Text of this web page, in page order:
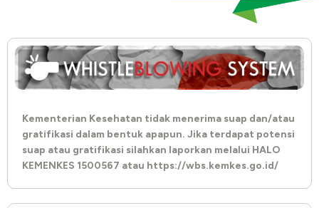
Kementerian Kesehatan tidak menerima suap dan/atau
gratifikasi dalam bentuk apapun. Jika terdapat potensi
suap atau gratifikasi silahkan laporkan melalui HALO
KEMENKES 1500567 atau https://wbs.kemkes.go.id/